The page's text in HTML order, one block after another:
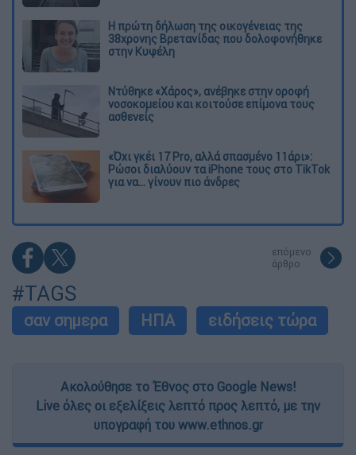
Η πρώτη δήλωση της οικογένειας της
38χρονης Βρετανίδας που δολοφονήθηκε
στην Κυψέλη
Ντύθηκε «Χάρος», ανέβηκε στην οροφή
νοσοκομείου και κοιτούσε επίμονα τους
ασθενείς
«Όχι γκέι 17 Pro, αλλά σπασμένο 11άρι»:
Ρώσοι διαλύουν τα iPhone τους στο TikTok
για να... γίνουν πιο άνδρες
επόμενο
άρθρο
#TAGS
σαν σημερα ΗΠΑ ειδήσεις τώρα
Ακολούθησε το Έθνος στο Google News!
Live όλες οι εξελίξεις λεπτό προς λεπτό, με την
υπογραφή του www.ethnos.gr